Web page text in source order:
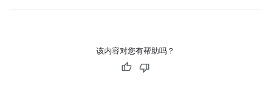
该内容对您有帮助吗？